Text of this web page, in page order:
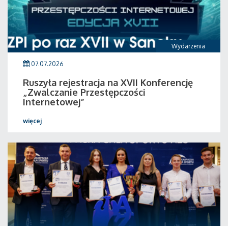
Wydarzenia
07.07.2026
Ruszyła rejestracja na XVII Konferencję
„Zwalczanie Przestępczości
Internetowej”
więcej